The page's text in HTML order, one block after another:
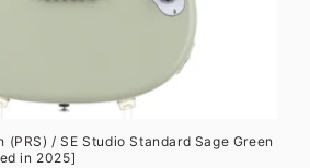
(PRS) / SE Studio Standard Sage Green
in 2025]